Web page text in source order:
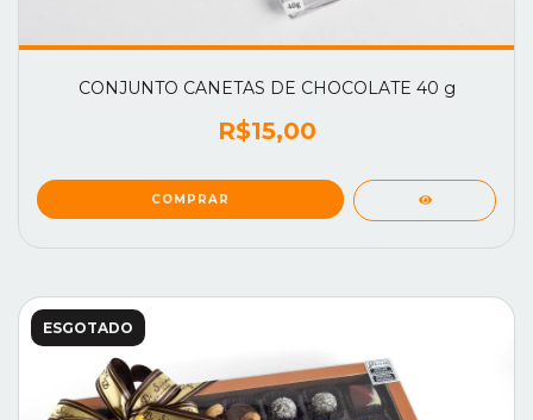
CONJUNTO CANETAS DE CHOCOLATE 40 g
R$15,00
ESGOTADO